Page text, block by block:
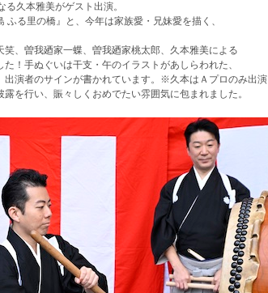
久本雅美がゲスト出演。
ふる里の橋』と、今年は家族愛・兄妹愛を描く、
、曽我廼家一蝶、曽我廼家桃太郎、久本雅美による
！手ぬぐいは干支・午のイラストがあしらわれた、
出演者のサインが書かれています。※久本はＡプロのみ出演
を行い、賑々しくおめでたい雰囲気に包まれました。